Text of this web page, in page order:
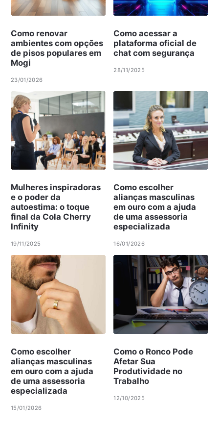
Como renovar
ambientes com opções
de pisos populares em
Mogi
23/01/2026
Como acessar a
plataforma oficial de
chat com segurança
28/11/2025
Mulheres inspiradoras
e o poder da
autoestima: o toque
final da Cola Cherry
Infinity
19/11/2025
Como escolher
alianças masculinas
em ouro com a ajuda
de uma assessoria
especializada
16/01/2026
Como escolher
alianças masculinas
em ouro com a ajuda
de uma assessoria
especializada
15/01/2026
Como o Ronco Pode
Afetar Sua
Produtividade no
Trabalho
12/10/2025